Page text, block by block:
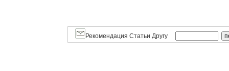
Рекомендация Статьи Другу